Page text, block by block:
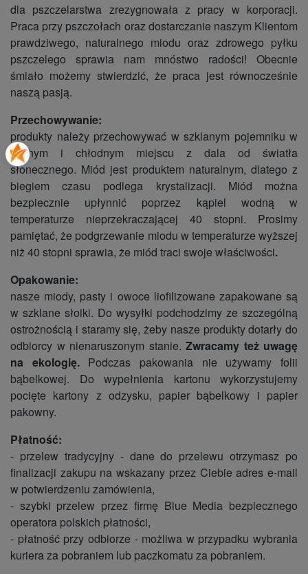
dla pszczelarstwa zrezygnowała z pracy w korporacji.
Praca przy pszczołach oraz dostarczanie naszym Klientom
prawdziwego, naturalnego miodu oraz zdrowego pyłku
pszczelego sprawia nam mnóstwo radości! Obecnie
śmiało możemy stwierdzić, że praca jest równocześnie
naszą pasją.
Przechowywanie:
produkty należy przechowywać w szklanym pojemniku w
suchym i chłodnym miejscu z dala od światła
słonecznego. Miód jest produktem naturalnym, dlatego z
biegiem czasu podlega krystalizacji. Miód można
bezpiecznie upłynnić poprzez kąpiel wodną w
temperaturze nieprzekraczającej 40 stopni. Prosimy
pamiętać, że podgrzewanie miodu w temperaturze wyższej
niż 40 stopni sprawia, że miód traci swoje właściwości.
Opakowanie:
nasze miody, pasty i owoce liofilizowane zapakowane są
w szklane słoiki. Do wysyłki podchodzimy ze szczególną
ostrożnością i staramy się, żeby nasze produkty dotarły do
odbiorcy w nienaruszonym stanie. Zwracamy też uwagę
na ekologię.Podczas pakowania nie używamy folii
bąbelkowej. Do wypełnienia kartonu wykorzystujemy
pocięte kartony z odzysku, papier bąbelkowy i papier
pakowny.
Płatność:
- przelew tradycyjny - dane do przelewu otrzymasz po
finalizacji zakupu na wskazany przez Ciebie adres e-mail
w potwierdzeniu zamówienia,
- szybki przelew przez firmę Blue Media bezpiecznego
operatora polskich płatności,
- płatność przy odbiorze - możliwa w przypadku wybrania
kuriera za pobraniem lub paczkomatu za pobraniem.